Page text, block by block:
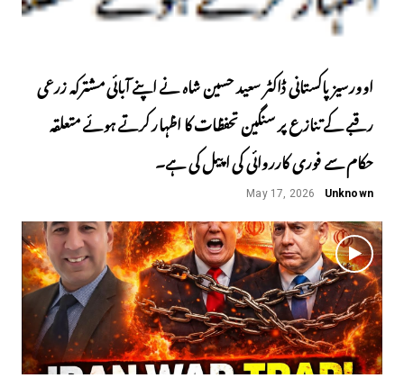
اوورسیز پاکستانی ڈاکٹر سعید حسین شاہ نے اپنے آبائی مشترکہ زرعی
رقبے کے تنازع پر سنگین تحفظات کا اظہار کرتے ہوئے متعلقہ
حکام سے فوری کارروائی کی اپیل کی ہے۔
Unknown
May 17, 2026